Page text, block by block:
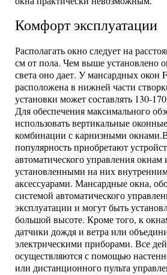
Комфорт эксплуатации
Располагать окно следует на
см от пола. Чем выше установлено
света оно дает. У мансардных окон
расположена в нижней части
установки может составлять 130-
Для обеспечения максимального
использовать вертикальные
комбинации с карнизными
популярность приобретают
автоматического управления
установленными на них
аксессуарами. Мансардные окна,
системой автоматического
эксплуатации и могут быть
большой высоте. Кроме того, к
датчики дождя и ветра или
электрическими приборами. Все
осуществляются с помощью
или дистанционного пульта